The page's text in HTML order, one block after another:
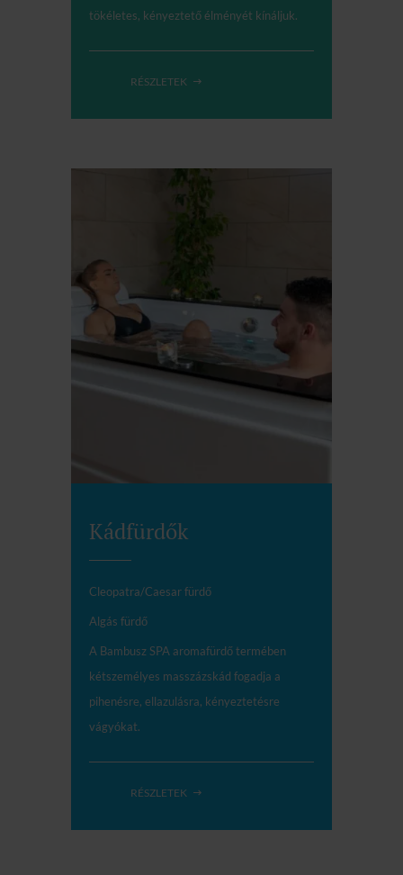
tökéletes, kényeztető élményét kínáljuk.
RÉSZLETEK
Kádfürdők
Cleopatra/Caesar fürdő
Algás fürdő
A Bambusz SPA aromafürdő termében
kétszemélyes masszázskád fogadja a
pihenésre, ellazulásra, kényeztetésre
vágyókat.
RÉSZLETEK